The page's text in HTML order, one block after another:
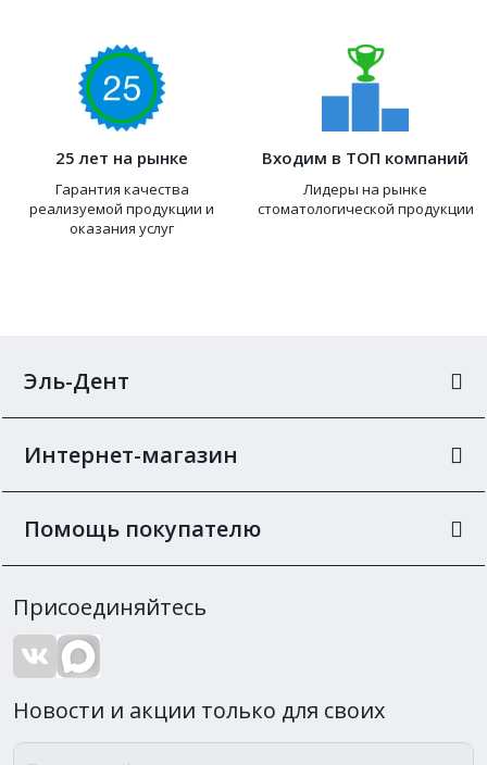
25 лет на рынке
Гарантия качества
реализуемой продукции и
оказания услуг
Входим в ТОП компаний
Лидеры на рынке
стоматологической продукции
Эль-Дент
Интернет-магазин
Помощь покупателю
Присоединяйтесь
Новости и акции только для своих